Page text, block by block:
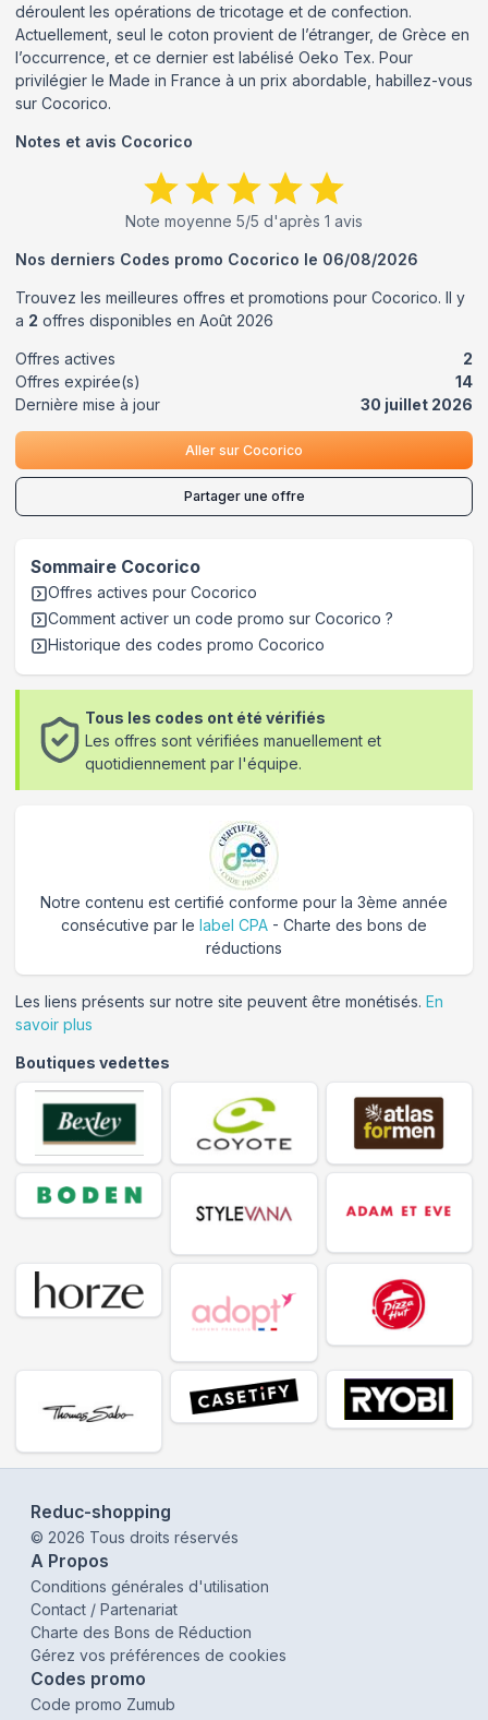
déroulent les opérations de tricotage et de confection.
Actuellement, seul le coton provient de l’étranger, de Grèce en
l’occurrence, et ce dernier est labélisé Oeko Tex. Pour
privilégier le Made in France à un prix abordable, habillez-vous
sur Cocorico.
Notes et avis Cocorico
Note moyenne 5/5 d'après 1 avis
Nos derniers Codes promo Cocorico le 06/08/2026
Trouvez les meilleures offres et promotions pour Cocorico. Il y
a 2 offres disponibles en Août 2026
Offres actives
2
Offres expirée(s)
14
Dernière mise à jour
30 juillet 2026
Aller sur Cocorico
Partager une offre
Sommaire Cocorico
Offres actives pour Cocorico
Comment activer un code promo sur Cocorico ?
Historique des codes promo Cocorico
Tous les codes ont été vérifiés
Les offres sont vérifiées manuellement et
quotidiennement par l'équipe.
Notre contenu est certifié conforme pour la 3ème année
consécutive par le label CPA - Charte des bons de
réductions
Les liens présents sur notre site peuvent être monétisés. En
savoir plus
Boutiques vedettes
Reduc-shopping
© 2026 Tous droits réservés
A Propos
Conditions générales d'utilisation
Contact / Partenariat
Charte des Bons de Réduction
Gérez vos préférences de cookies
Codes promo
Code promo Zumub